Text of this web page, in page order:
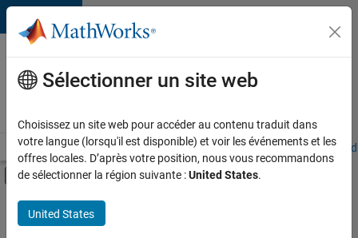
Passer au contenu
Votre
carrière
chez
Accueil Explorer nos opportunités Adresses de nos bureaux
Activer/désactiver l'affichage du menu
Contenu principal
FILTRER PAR
Infrastructure et architecture
Sélectionner un site web
Choisissez un site web pour accéder au contenu traduit dans
votre langue (lorsqu'il est disponible) et voir les événements et les
offres locales. D’après votre position, nous vous recommandons
de sélectionner la région suivante :United States.
United States